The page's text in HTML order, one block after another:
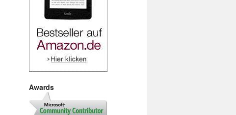
Awards